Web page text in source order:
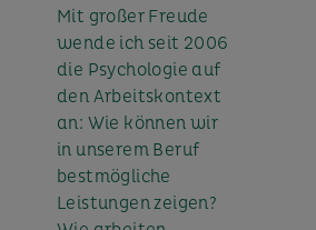
Mit großer Freude
wende ich seit 2006
die Psychologie auf
den Arbeitskontext
an: Wie können wir
in unserem Beruf
bestmögliche
Leistungen zeigen?